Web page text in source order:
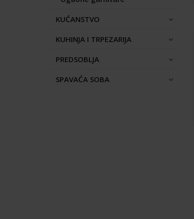
KUĆANSTVO
KUHINJA I TRPEZARIJA
PREDSOBLJA
SPAVAĆA SOBA